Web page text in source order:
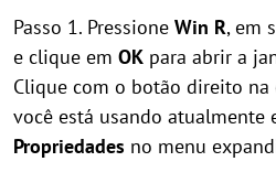
Passo 1. Pressione Win R, em
e clique em OK para abrir a
Clique com o botão direito na
você está usando atualmente
Propriedades no menu